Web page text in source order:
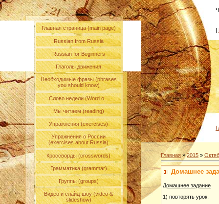
Главная страница (main page)
Russian from Russia
Russian for Beginners
Глаголы движения
Необходимые фразы (phrases
you should know)
Слово недели (Word o...
Мы читаем (reading)
Упражнения (exercises)
Упражнения о России
(exercises about Russia)
Кроссворды (crosswords)
Грамматика (grammar)
Группы (groups)
Видео и слайд-шоу (video &
slideshow)
|
Главная »2015 »
Домашнее
Домашнее задание
1) повторять урок;